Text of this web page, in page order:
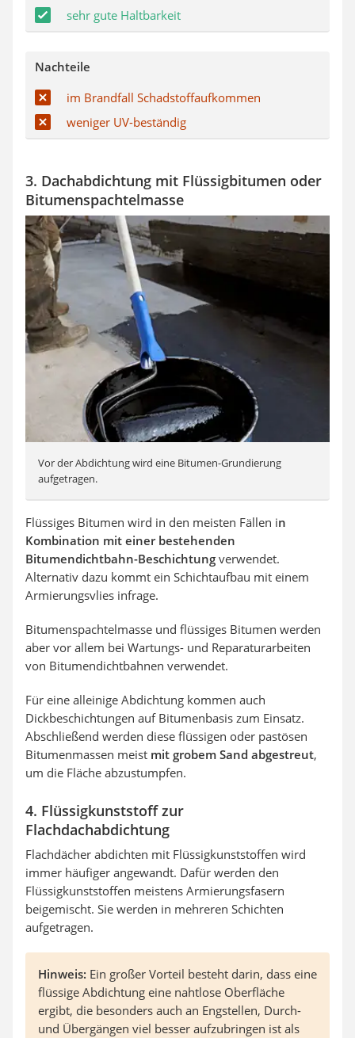
sehr gute Haltbarkeit
Nachteile
im Brandfall Schadstoffaufkommen
weniger UV-beständig
3. Dachabdichtung mit Flüssigbitumen oder
Bitumenspachtelmasse
Vor der Abdichtung wird eine Bitumen-Grundierung
aufgetragen.
Flüssiges Bitumen wird in den meisten Fällen in
Kombination mit einer bestehenden
Bitumendichtbahn-Beschichtung verwendet.
Alternativ dazu kommt ein Schichtaufbau mit einem
Armierungsvlies infrage.
Bitumenspachtelmasse und flüssiges Bitumen werden
aber vor allem bei Wartungs- und Reparaturarbeiten
von Bitumendichtbahnen verwendet.
Für eine alleinige Abdichtung kommen auch
Dickbeschichtungen auf Bitumenbasis zum Einsatz.
Abschließend werden diese flüssigen oder pastösen
Bitumenmassen meist mit grobem Sand abgestreut,
um die Fläche abzustumpfen.
4. Flüssigkunststoff zur
Flachdachabdichtung
Flachdächer abdichten mit Flüssigkunststoffen wird
immer häufiger angewandt. Dafür werden den
Flüssigkunststoffen meistens Armierungsfasern
beigemischt. Sie werden in mehreren Schichten
aufgetragen.
Hinweis: Ein großer Vorteil besteht darin, dass eine
flüssige Abdichtung eine nahtlose Oberfläche
ergibt, die besonders auch an Engstellen, Durch-
und Übergängen viel besser aufzubringen ist als